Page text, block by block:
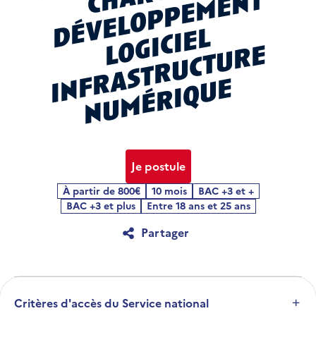
h
t
l
l
n
e
e
Je postule
À partir de 800€ 10 mois
BAC +3 et +
BAC +3 et plus
Entre 18 ans et 25 ans
Partager
Critères d'accès du Service national
Développer la section